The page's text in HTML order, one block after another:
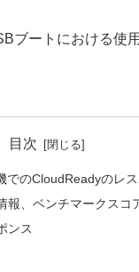
ブートにおける使
目次
でのCloudReadyのレ
報、ベンチマークスコ
ンス